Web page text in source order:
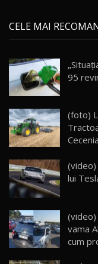
21
22
23
24
25
26
CELE MAI
95
(foto)
lui
(video)
vama
cum